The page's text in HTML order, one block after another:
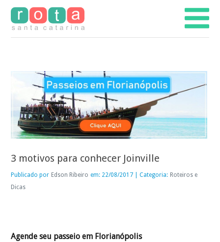
3 motivos para conhecer Joinville
Publicado por Edson Ribeiro em: 22/08/2017 | Categoria: Roteiros e
Dicas
Agende seu passeio em Florianópolis